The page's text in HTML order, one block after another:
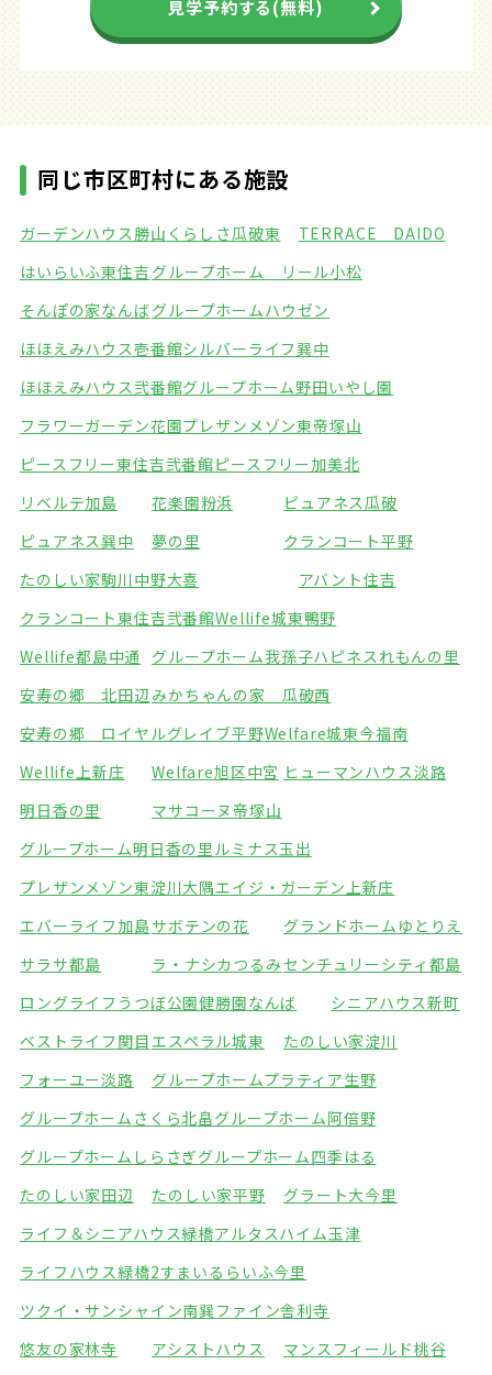
見学予約する(無料)
同じ市区町村にある施設
ガーデンハウス勝山 くらしさ瓜破東
TERRACE DAIDO
はいらいふ東住吉 グループホーム リール小松
そんぽの家なんばグループホームハウゼン
ほほえみハウス壱番館シルバーライフ巽中
ほほえみハウス弐番館グループホーム野田いやし園
フラワーガーデン花園プレザンメゾン東帝塚山
ピースフリー東住吉弐番館ピースフリー加美北
リベルテ加島
花楽園粉浜
ピュアネス瓜破
ピュアネス巽中
夢の里
クランコート平野
たのしい家駒川中野大喜
アバント住吉
クランコート東住吉弐番館Wellife城東鴨野
Wellife都島中通
グループホーム我孫子ハピネスれもんの里
安寿の郷 北田辺 みかちゃんの家 瓜破西
安寿の郷 ロイヤルグレイブ平野Welfare城東今福南
Wellife上新庄
Welfare旭区中宮 ヒューマンハウス淡路
明日香の里
マサコーヌ帝塚山
グループホーム明日香の里 ルミナス玉出
プレザンメゾン東淀川大隅エイジ・ガーデン上新庄
エバーライフ加島サボテンの花
グランドホームゆとりえ
サラサ都島
ラ・ナシカつるみセンチュリーシティ都島
ロングライフうつぼ公園健勝園なんば
シニアハウス新町
ベストライフ関目エスペラル城東
たのしい家淀川
フォーユー淡路
グループホームプラティア生野
グループホームさくら北畠グループホーム阿倍野
グループホームしらさぎグループホーム四季はる
たのしい家田辺
たのしい家平野
グラート大今里
ライフ＆シニアハウス緑橋アルタスハイム玉津
ライフハウス緑橋2すまいるらいふ今里
ツクイ・サンシャイン南巽ファイン舎利寺
悠友の家林寺
アシストハウス
マンスフィールド桃谷